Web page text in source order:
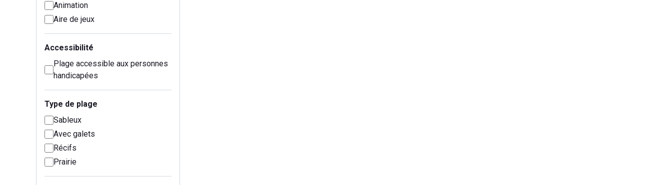
Animation
Aire de jeux
Accessibilité
Plage accessible aux personnes
handicapées
Type de plage
Sableux
Avec galets
Récifs
Prairie